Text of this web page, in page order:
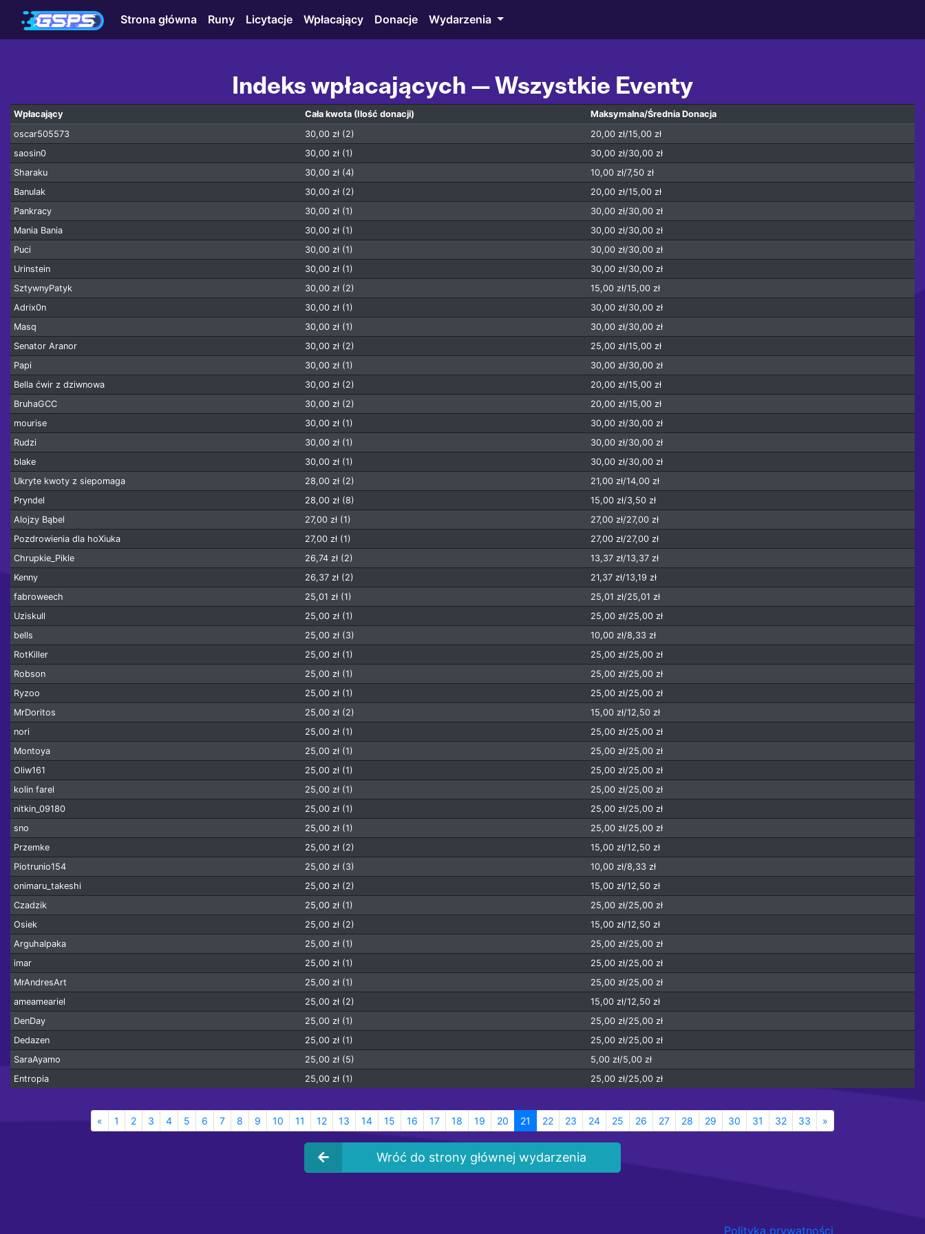
Strona główna Runy Licytacje Wpłacający Donacje Wydarzenia
Indeks wpłacających — Wszystkie Eventy
Wpłacający Cała kwota(Ilość donacji) Maksymalna/ŚredniaDonacja
oscar505573
30,00 zł (2)
20,00 zł/15,00 zł
saosin0
30,00 zł (1)
30,00 zł/30,00 zł
Sharaku
30,00 zł (4)
10,00 zł/7,50 zł
Banulak
30,00 zł (2)
20,00 zł/15,00 zł
Pankracy
30,00 zł (1)
30,00 zł/30,00 zł
Mania Bania
30,00 zł (1)
30,00 zł/30,00 zł
Puci
30,00 zł (1)
30,00 zł/30,00 zł
Urinstein
30,00 zł (1)
30,00 zł/30,00 zł
SztywnyPatyk
30,00 zł (2)
15,00 zł/15,00 zł
Adrix0n
30,00 zł (1)
30,00 zł/30,00 zł
Masq
30,00 zł (1)
30,00 zł/30,00 zł
Senator Aranor
30,00 zł (2)
25,00 zł/15,00 zł
Papi
30,00 zł (1)
30,00 zł/30,00 zł
Bella ćwir z dziwnowa
30,00 zł (2)
20,00 zł/15,00 zł
BruhaGCC
30,00 zł (2)
20,00 zł/15,00 zł
mourise
30,00 zł (1)
30,00 zł/30,00 zł
Rudzi
30,00 zł (1)
30,00 zł/30,00 zł
blake
30,00 zł (1)
30,00 zł/30,00 zł
Ukryte kwoty z siepomaga
28,00 zł (2)
21,00 zł/14,00 zł
Pryndel
28,00 zł (8)
15,00 zł/3,50 zł
Alojzy Bąbel
27,00 zł (1)
27,00 zł/27,00 zł
Pozdrowienia dla hoXiuka
27,00 zł (1)
27,00 zł/27,00 zł
Chrupkie_Pikle
26,74 zł (2)
13,37 zł/13,37 zł
Kenny
26,37 zł (2)
21,37 zł/13,19 zł
fabroweech
25,01 zł (1)
25,01 zł/25,01 zł
Uziskull
25,00 zł (1)
25,00 zł/25,00 zł
bells
25,00 zł (3)
10,00 zł/8,33 zł
RotKiller
25,00 zł (1)
25,00 zł/25,00 zł
Robson
25,00 zł (1)
25,00 zł/25,00 zł
Ryzoo
25,00 zł (1)
25,00 zł/25,00 zł
MrDoritos
25,00 zł (2)
15,00 zł/12,50 zł
nori
25,00 zł (1)
25,00 zł/25,00 zł
Montoya
25,00 zł (1)
25,00 zł/25,00 zł
Oliw161
25,00 zł (1)
25,00 zł/25,00 zł
kolin farel
25,00 zł (1)
25,00 zł/25,00 zł
nitkin_09180
25,00 zł (1)
25,00 zł/25,00 zł
sno
25,00 zł (1)
25,00 zł/25,00 zł
Przemke
25,00 zł (2)
15,00 zł/12,50 zł
Piotrunio154
25,00 zł (3)
10,00 zł/8,33 zł
onimaru_takeshi
25,00 zł (2)
15,00 zł/12,50 zł
Czadzik
25,00 zł (1)
25,00 zł/25,00 zł
Osiek
25,00 zł (2)
15,00 zł/12,50 zł
Arguhalpaka
25,00 zł (1)
25,00 zł/25,00 zł
imar
25,00 zł (1)
25,00 zł/25,00 zł
MrAndresArt
25,00 zł (1)
25,00 zł/25,00 zł
ameameariel
25,00 zł (2)
15,00 zł/12,50 zł
DenDay
25,00 zł (1)
25,00 zł/25,00 zł
Dedazen
25,00 zł (1)
25,00 zł/25,00 zł
SaraAyamo
25,00 zł (5)
5,00 zł/5,00 zł
Entropia
25,00 zł (1) 25,00 zł/25,00 zł
« 1 2 3 4 5 6 7 8 9 10 11 12 13 14 15 16 17 18 19 20 21 22 23 24 25 26 27 28 29 30 31 32 33 »
Wróć do strony głównej wydarzenia
Polityka prywatności